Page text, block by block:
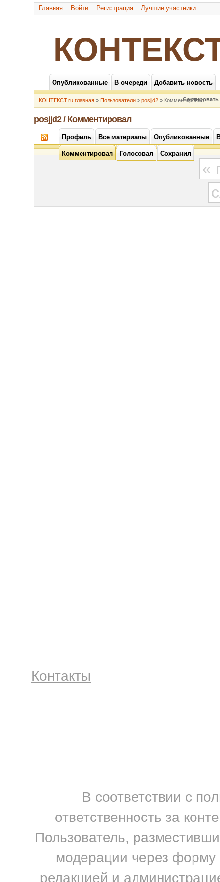
Главная Войти Регистрация Лучшие участники
Опубликованные В очереди Добавить новость
КОНТЕКСТ.ru главная » Пользователи » posjjd2 » Комментировал
posjjd2 / Комментировал
Профиль Все материалы Опубликованные
Комментировал Голосовал Сохранил
«
Контакты
В соответствии с
ответственность за
Пользователь,
модерации через форму
редакцией и